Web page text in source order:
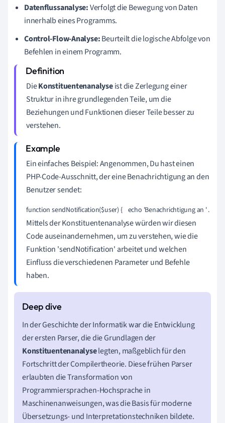
Datenflussanalyse:Verfolgt die Bewegung von Daten
innerhalb eines Programms.
Control-Flow-Analyse:Beurteilt die logische Abfolge von
Befehlen in einem Programm.
DieKonstituentenanalyseist die Zerlegung einer
Struktur in ihre grundlegenden Teile, um die
Beziehungen und Funktionen dieser Teile besser zu
verstehen.
Ein einfaches Beispiel: Angenommen, Du hast einen
PHP-Code-Ausschnitt, der eine Benachrichtigung an den
Benutzer sendet:
function sendNotification($user) {    echo 'Benachrichtigung an ' .
Mittels der Konstituentenanalyse würden wir diesen
Code auseinandernehmen, um zu verstehen, wie die
Funktion 'sendNotification' arbeitet und welchen
Einfluss die verschiedenen Parameter und Befehle
haben.
In der Geschichte der Informatik war die Entwicklung
der ersten Parser, die die Grundlagen der
Konstituentenanalyselegten, maßgeblich für den
Fortschritt der Compilertheorie. Diese frühen Parser
erlaubten die Transformation von
Programmiersprachen-Hochsprache in
Maschinenanweisungen, was die Basis für moderne
Übersetzungs- und Interpretationstechniken bildete.